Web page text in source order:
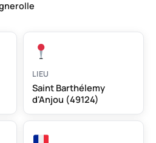
LIEU
Saint Barthélemy
d'Anjou (49124)